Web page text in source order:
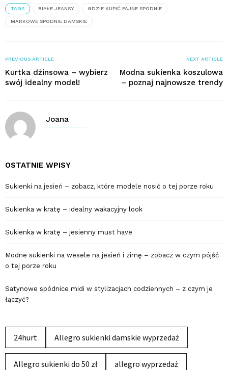
TAGS BIAŁE JEANSY GDZIE KUPIĆ FAJNE SPODNIE
MARKOWE SPODNIE DAMSKIE
PREVIOUS ARTICLE
Kurtka dżinsowa – wybierz
swój idealny model!
NEXT ARTICLE
Modna sukienka koszulowa
– poznaj najnowsze trendy
Joana
OSTATNIE WPISY
Sukienki na jesień – zobacz, które modele nosić o tej porze roku
Sukienka w kratę – idealny wakacyjny look
Sukienka w kratę – jesienny must have
Modne sukienki na wesele na jesień i zimę – zobacz w czym pójść
o tej porze roku
Satynowe spódnice midi w stylizacjach codziennych – z czym je
łączyć?
24hurt Allegro sukienki damskie wyprzedaż
Allegro sukienki do 50 zł allegro wyprzedaż